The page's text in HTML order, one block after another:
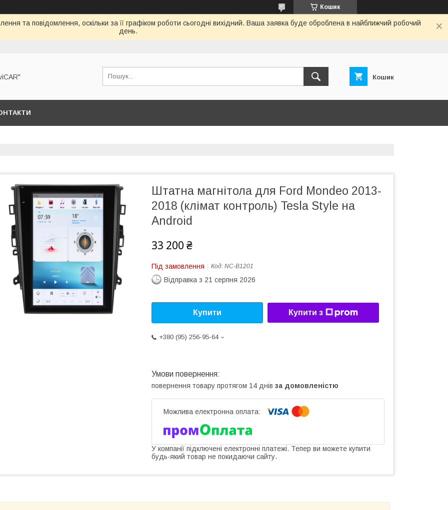
Кошик
та повідомлення, оскільки за її графіком роботи сьогодні вихідний. Ваша заявка буде оброблена в найближчий робочий
день.
Кошик
Штатна магнітола для Ford Mondeo 2013-
2018 (клімат контроль) Tesla Style на
Android
33 200 ₴
Під замовлення Код: NC-B1201
Відправка з 21 серпня 2026
Купити Купити з
+380 (95) 256-95-64
повернення товару протягом 14 днів за домовленістю
У компанії підключені електронні платежі. Тепер ви можете купити
будь-який товар не покидаючи сайту.